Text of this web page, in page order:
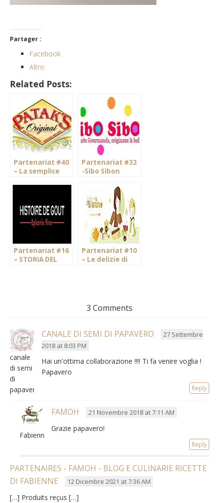
Partager :
Facebook
Altro
Related Posts:
Partenariat #40
– La semplice
Partenariat #32
-Sibo Sibon
Partenariat #16
– STORIA DEL
Partenariat #10
– Le delizie di
3 Comments
canale
di semi
di
papavero
CANALE DI SEMI DI PAPAVERO
27 Settembre
2018 at 8:03 PM
Hai un'ottima collaborazione !!!! Ti fa venire voglia !
Papavero
Reply
Fabienne
FAMOH 21 Novembre 2018 at 7:11 AM
Grazie papavero!
Reply
PARTENAIRES - FAMOH - BLOG E CULINARIE RICETTE
DI FABIENNE
12 Dicembre 2021 at 7:36 AM
[…] Produits reçus […]